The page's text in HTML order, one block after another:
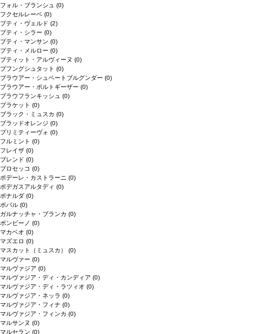
フォル・ブランシュ (0)
フクセルレーベ (0)
プティ・ヴェルド (2)
プティ・シラー (0)
プティ・マンサン (0)
プティ・メルロー (0)
プティット・アルヴィーヌ (0)
プフングシュタット (0)
ブラウアー・シュペートブルグンダー (0)
ブラウアー・ポルトギーザー (0)
ブラウフランキッシュ (0)
ブラケット (0)
ブラック・ミュスカ (0)
ブラッドオレンジ (0)
プリミティーヴォ (0)
フルミント (0)
フレイザ (0)
ブレンド (0)
プロセッコ (0)
ポデーレ・カストラーニ (0)
ボデガスアルタディ (0)
ボナルダ (0)
ボバル (0)
ガルナッチャ・ブランカ (0)
ボンビーノ (0)
マカベオ (0)
マズエロ (0)
マスカット（ミュスカ） (0)
マルヴァー (0)
マルヴァジア (0)
マルヴァジア・ディ・カンディア (0)
マルヴァジア・ディ・ラツィオ (0)
マルヴァジア・ネッラ (0)
マルヴァジア・フィナ (0)
マルヴァジア・フィンカ (0)
マルサンヌ (0)
マルセラン (0)